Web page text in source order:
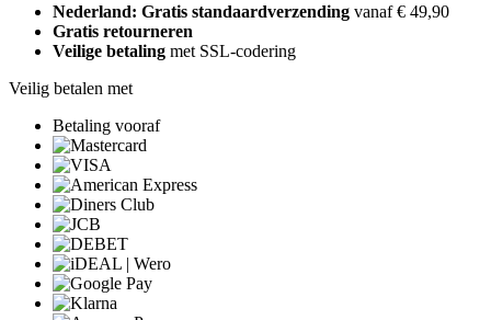
Nederland: Gratis standaardverzending vanaf € 49,90
Gratis retourneren
Veilige betaling met SSL-codering
Veilig betalen met
Betaling vooraf